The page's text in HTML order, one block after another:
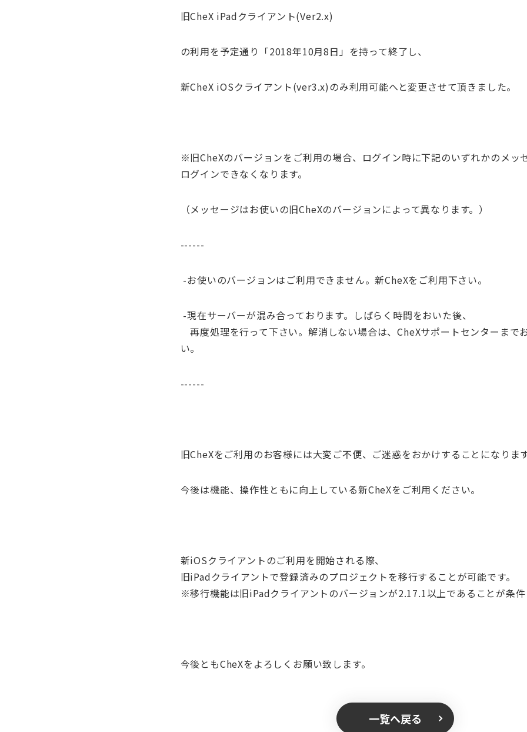
旧CheX iPadクライアント(Ver2.x)
の利用を予定通り「2018年10月8日」を持って終了し、
新CheX iOSクライアント(ver3.x)のみ利用可能へと変更させて頂きました。
※旧CheXのバージョンをご利用の場合、ログイン時に下記のいずれかのメッ
ログインできなくなります。
（メッセージはお使いの旧CheXのバージョンによって異なります。）
------
-お使いのバージョンはご利用できません。新CheXをご利用下さい。
-現在サーバーが混み合っております。しばらく時間をおいた後、
再度処理を行って下さい。解消しない場合は、CheXサポートセンターまで
い。
------
旧CheXをご利用のお客様には大変ご不便、ご迷惑をおかけすることになります
今後は機能、操作性ともに向上している新CheXをご利用ください。
新iOSクライアントのご利用を開始される際、
旧iPadクライアントで登録済みのプロジェクトを移行することが可能です。
※移行機能は旧iPadクライアントのバージョンが2.17.1以上であることが条件
今後ともCheXをよろしくお願い致します。
一覧へ戻る